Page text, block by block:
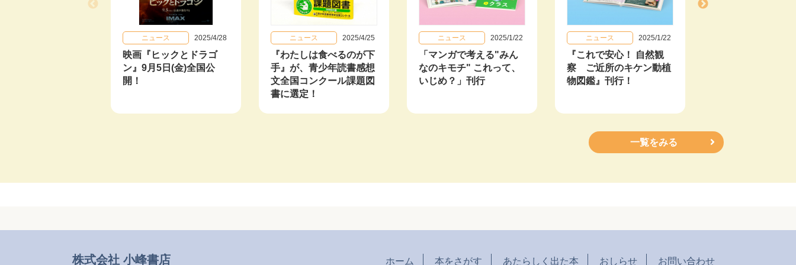
ニュース 2025/4/28
映画『ヒックとドラゴ
ン』9月5日(金)全国公
開！
ニュース 2025/4/25
『わたしは食べるのが下
手』が、青少年読書感想
文全国コンクール課題図
書に選定！
ニュース 2025/1/22
「マンガで考える"みん
なのキモチ" これって、
いじめ？」刊行
ニュース 2025/1/22
『これで安心！ 自然観
察 ご近所のキケン動植
物図鑑』刊行！
一覧をみる
株式会社 小峰書店 ホーム 本をさがす あたらしく出た本 おしらせ お問い合わせ